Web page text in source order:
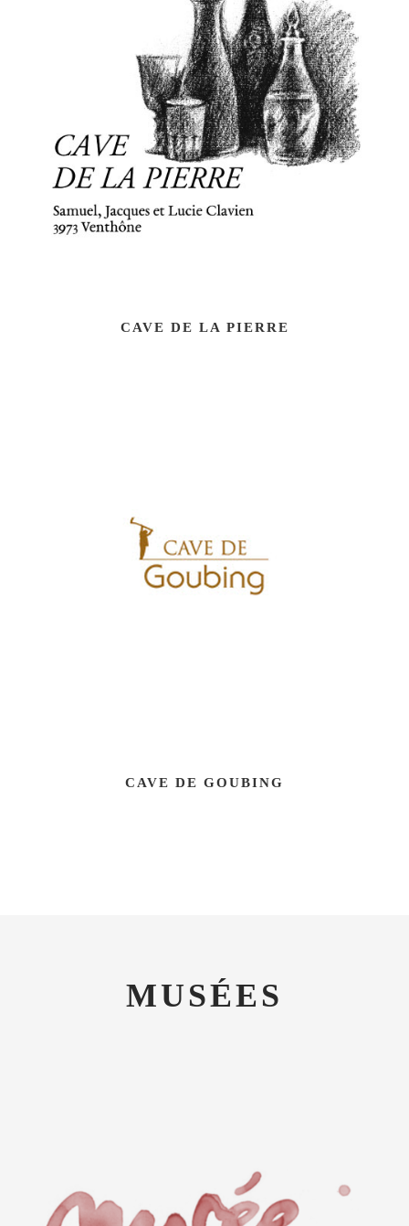
CAVE DE LA PIERRE
CAVE DE GOUBING
MUSÉES